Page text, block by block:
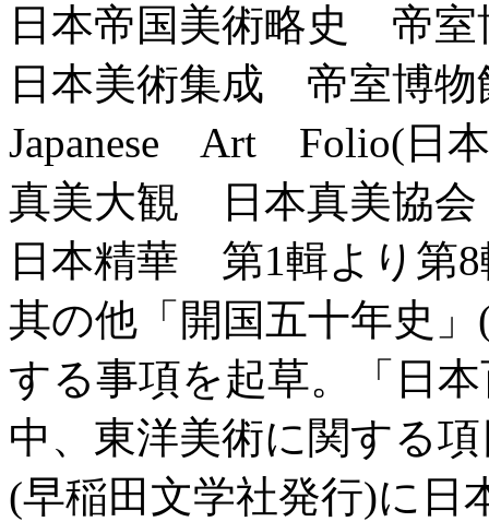
日本帝国美術略史 帝
日本美術集成 帝室博物
Japanese Art Folio(日
真美大観 日本真美協
日本精華 第1輯より第8
其の他「開国五十年史
する事項を起草。「日
中、東洋美術に関する
(早稲田文学社発行)に日